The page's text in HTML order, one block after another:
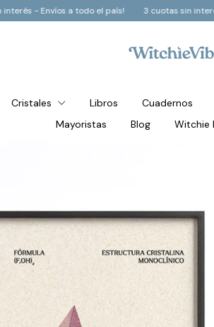
sin interés - Envíos a todo el país! 3
Cristales Libros Cuadernos
Mayoristas
Blog Witchie